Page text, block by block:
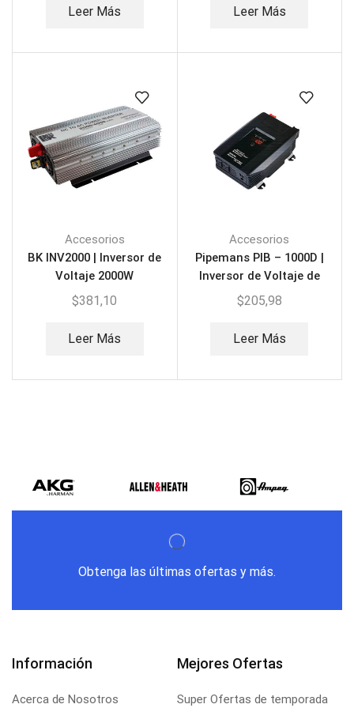
Leer Más Leer Más
Accesorios
BK INV2000 | Inversor de
Voltaje 2000W
$381,10
Leer Más
Accesorios
Pipemans PIB – 1000D |
Inversor de Voltaje de
12V CC a 115V CA
$205,98
Leer Más
Obtenga las últimas ofertas y más.
Información
Acerca de Nosotros
Mejores Ofertas
Super Ofertas de temporada